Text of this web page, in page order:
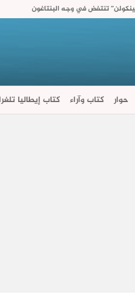
تنتفض في وجه البنتاغون
حوار كتاب وآراء كتاب إيطاليا